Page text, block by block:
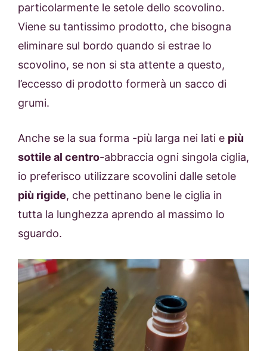
particolarmente le setole dello scovolino.
Viene su tantissimo prodotto, che bisogna
eliminare sul bordo quando si estrae lo
scovolino, se non si sta attente a questo,
l’eccesso di prodotto formerà un sacco di
grumi.
Anche se la sua forma -più larga nei lati e più
sottile al centro-abbraccia ogni singola ciglia,
io preferisco utilizzare scovolini dalle setole
più rigide, che pettinano bene le ciglia in
tutta la lunghezza aprendo al massimo lo
sguardo.